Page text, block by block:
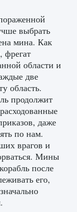
выбрать
​​мина. Как
фрегат
области и
две
область.
продолжит
даже
по нам.
врагов и
Мины
после
его,